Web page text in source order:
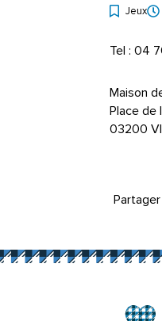
Jeux
Tel : 04
Maison
Place de
03200